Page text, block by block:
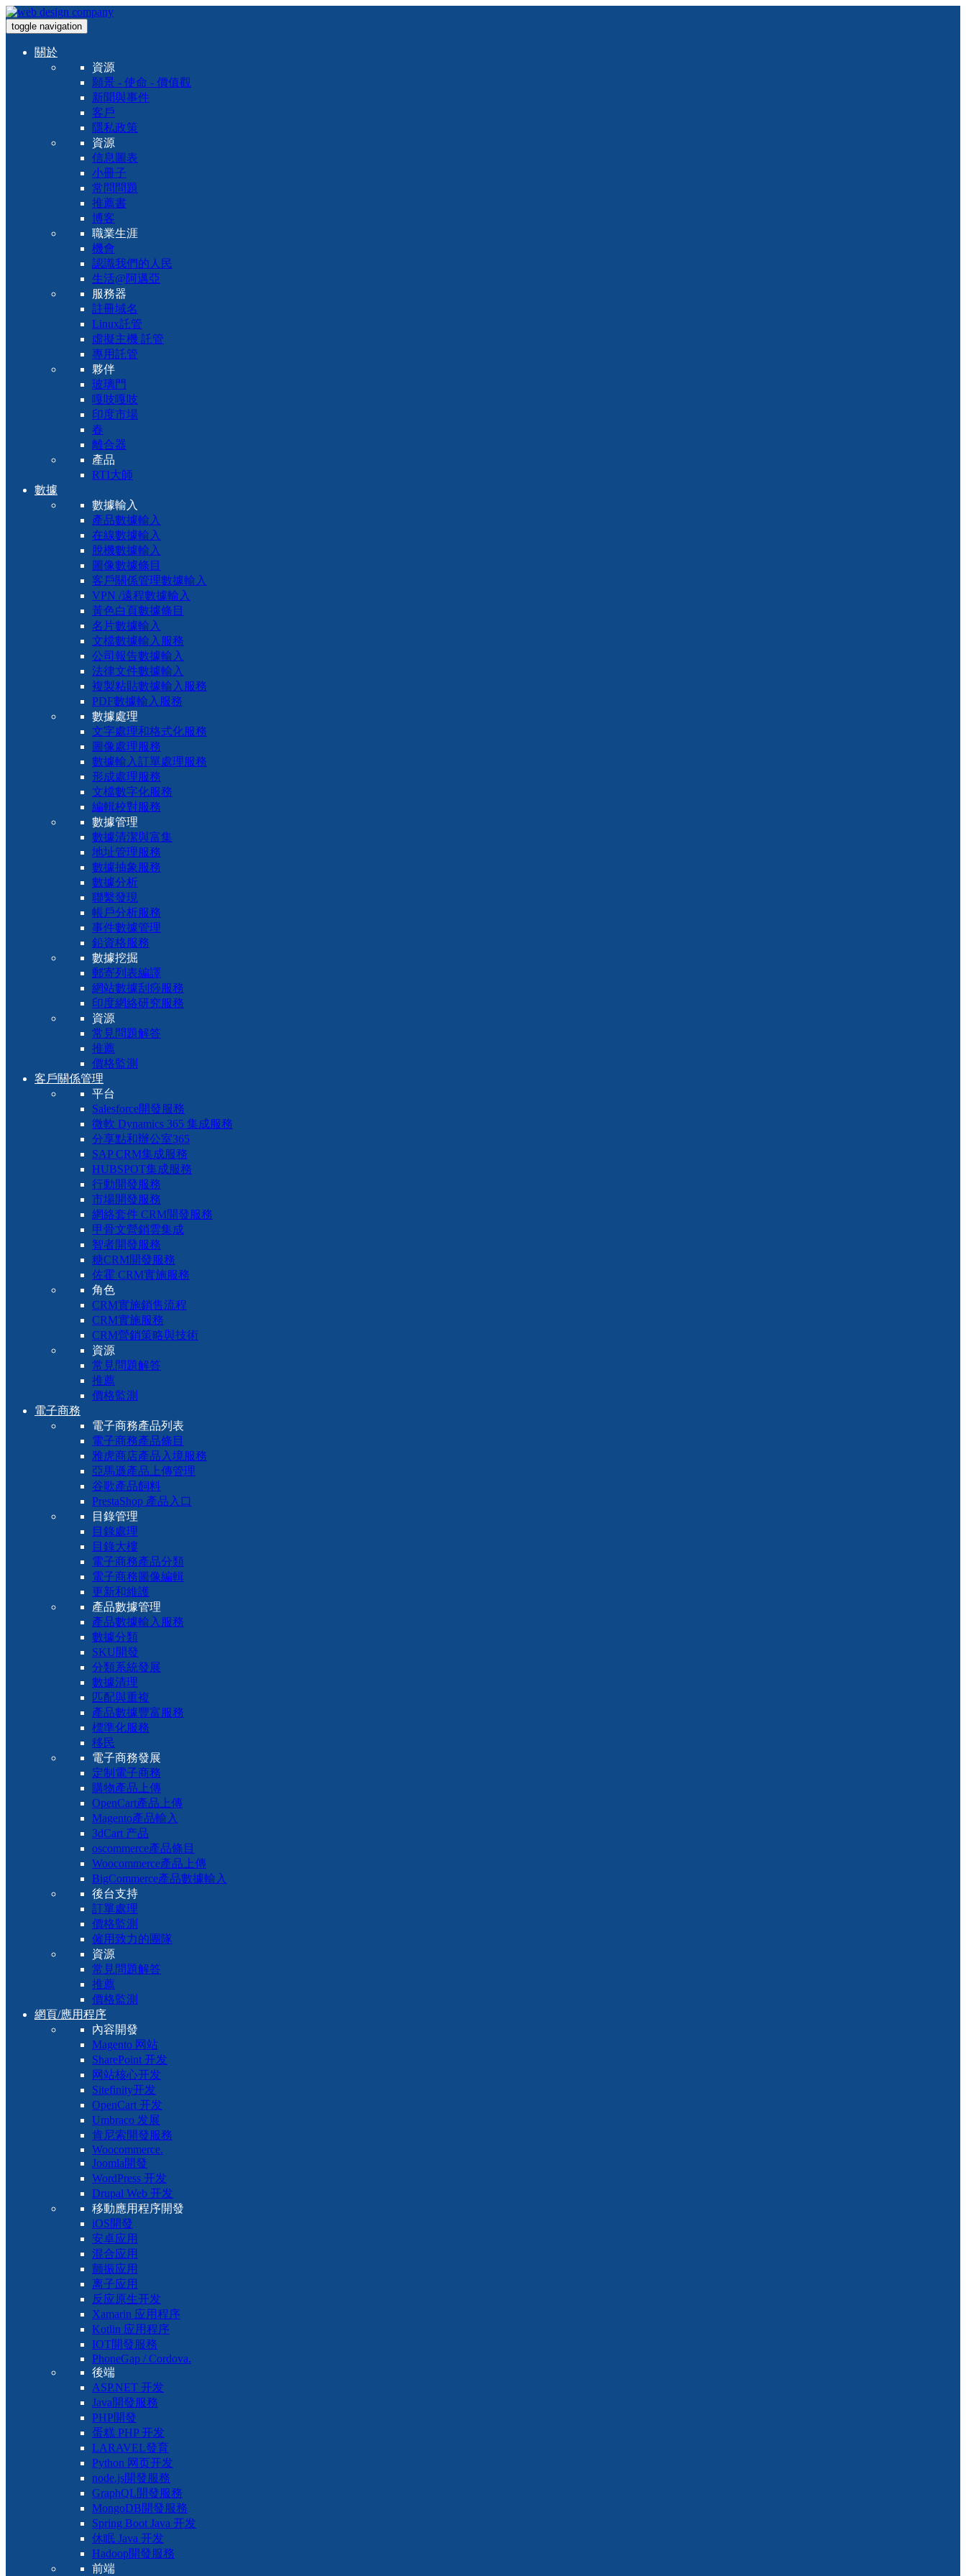
toggle navigation
關於
資源
願景 - 使命 - 價值觀
新聞與事件
客戶
隱私政策
資源
信息圖表
小冊子
常問問題
推薦書
博客
職業生涯
機會
認識我們的人民
生活@阿邁亞
服務器
註冊域名
Linux託管
虛擬主機 託管
專用託管
夥伴
玻璃門
嘎吱嘎吱
印度市場
春
離合器
產品
RTI大師
數據
數據輸入
產品數據輸入
在線數據輸入
脫機數據輸入
圖像數據條目
客戶關係管理數據輸入
VPN /遠程數據輸入
黃色白頁數據條目
名片數據輸入
文檔數據輸入服務
公司報告數據輸入
法律文件數據輸入
複製粘貼數據輸入服務
PDF數據輸入服務
數據處理
文字處理和格式化服務
圖像處理服務
數據輸入訂單處理服務
形成處理服務
文檔數字化服務
編輯校對服務
數據管理
數據清潔與富集
地址管理服務
數據抽象服務
數據分析
聯繫發現
帳戶分析服務
事件數據管理
鉛資格服務
數據挖掘
郵寄列表編譯
網站數據刮痧服務
印度網絡研究服務
資源
常見問題解答
推薦
價格監測
客戶關係管理
平台
Salesforce開發服務
微軟 Dynamics 365 集成服務
分享點和辦公室365
SAP CRM集成服務
HUBSPOT集成服務
行動開發服務
市場開發服務
網絡套件 CRM開發服務
甲骨文營銷雲集成
智者開發服務
糖CRM開發服務
佐霍 CRM實施服務
角色
CRM實施銷售流程
CRM實施服務
CRM營銷策略與技術
資源
常見問題解答
推薦
價格監測
電子商務
電子商務產品列表
電子商務產品條目
雅虎商店產品入境服務
亞馬遜產品上傳管理
谷歌產品飼料
PrestaShop 產品入口
目錄管理
目錄處理
目錄大樓
電子商務產品分類
電子商務圖像編輯
更新和維護
產品數據管理
產品數據輸入服務
數據分類
SKU開發
分類系統發展
數據清理
匹配與重複
產品數據豐富服務
標準化服務
移民
電子商務發展
定制電子商務
購物產品上傳
OpenCart產品上傳
Magento產品輸入
3dCart 产品
oscommerce產品條目
Woocommerce產品上傳
BigCommerce產品數據輸入
後台支持
訂單處理
價格監測
僱用致力的團隊
資源
常見問題解答
推薦
價格監測
網頁/應用程序
內容開發
Magento 网站
SharePoint 开发
网站核心开发
Sitefinity开发
OpenCart 开发
Umbraco 发展
肯尼索開發服務
Woocommerce.
Joomla開發
WordPress 开发
Drupal Web 开发
移動應用程序開發
iOS開發
安卓应用
混合应用
颤振应用
离子应用
反应原生开发
Xamarin 应用程序
Kotlin 应用程序
IOT開發服務
PhoneGap / Cordova.
後端
ASP.NET 开发
Java開發服務
PHP開發
蛋糕 PHP 开发
LARAVEL發育
Python 网页开发
node.js開發服務
GraphQL開發服務
MongoDB開發服務
Spring Boot Java 开发
休眠 Java 开发
Hadoop開發服務
前端